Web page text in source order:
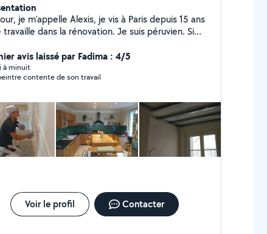
je m'appelle Alexis, je vis à Paris depuis 15 ans
dans la rénovation. Je suis péruvien. Si
pas à me contacter.
avis laissé par Fadima : 4/5
à minuit
contente de son travail
Voir le profil Contacter